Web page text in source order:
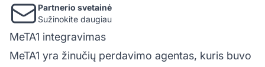
Partnerio svetainė
Sužinokite daugiau
MeTA1 integravimas
MeTA1 yra žinučių perdavimo agentas, kuris buvo